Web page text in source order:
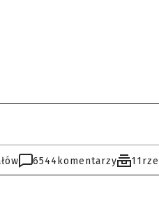
6544 komentarzy 11